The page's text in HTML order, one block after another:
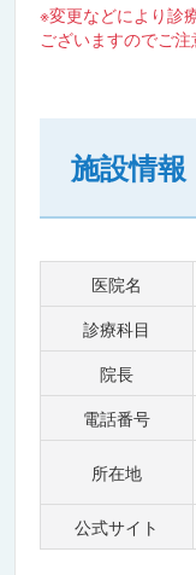
※変更などにより診
ございますのでご注
施設情報
医院名
診療科目
院長
電話番号
所在地
公式サイト